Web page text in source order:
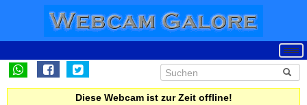
Diese Webcam ist zur Zeit offline!